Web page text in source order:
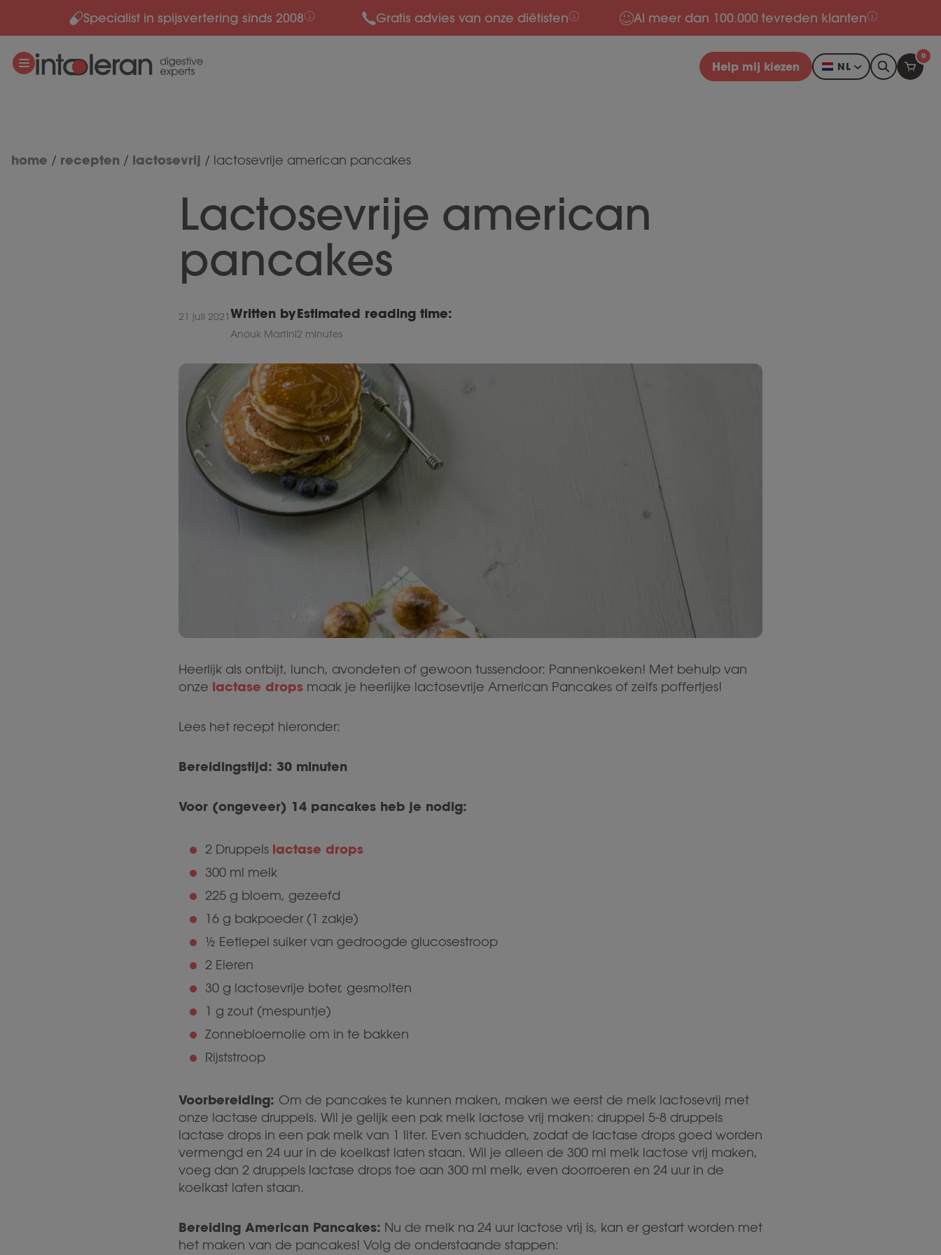
Meteen naar de contentSpecialist in spijsvertering sinds 2008 Gratis advies van onze diëtisten Al meer dan 100.000 tevreden klanten
Help mij kiezen NL
0
home / recepten / lactosevrij / lactosevrije american pancakes
Lactosevrije american
pancakes
21 juli 2021Written by
Anouk Martini
Estimated reading time:
2 minutes
Heerlijk als ontbijt, lunch, avondeten of gewoon tussendoor: Pannenkoeken! Met behulp van
onze lactase drops maak je heerlijke lactosevrije American Pancakes of zelfs poffertjes!
Lees het recept hieronder:
Bereidingstijd: 30 minuten
Voor (ongeveer) 14 pancakes heb je nodig:
2 Druppels lactase drops
300 ml melk
225 g bloem, gezeefd
16 g bakpoeder (1 zakje)
½ Eetlepel suiker van gedroogde glucosestroop
2 Eieren
30 g lactosevrije boter, gesmolten
1 g zout (mespuntje)
Zonnebloemolie om in te bakken
Rijststroop
Voorbereiding: Om de pancakes te kunnen maken, maken we eerst de melk lactosevrij met
onze lactase druppels. Wil je gelijk een pak melk lactose vrij maken: druppel 5-8 druppels
lactase drops in een pak melk van 1 liter. Even schudden, zodat de lactase drops goed worden
vermengd en 24 uur in de koelkast laten staan. Wil je alleen de 300 ml melk lactose vrij maken,
voeg dan 2 druppels lactase drops toe aan 300 ml melk, even doorroeren en 24 uur in de
koelkast laten staan.
Bereiding American Pancakes: Nu de melk na 24 uur lactose vrij is, kan er gestart worden met
het maken van de pancakes! Volg de onderstaande stappen: